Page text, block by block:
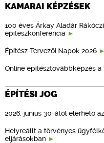
KAMARAI KÉPZÉSEK
100 éves Árkay Aladár
építészkonferencia
Építész Tervezői Napok 2026
Online építésztovábbképzés
ÉPÍTÉSI JOG
2026. június 30-ától elérhető
Helyreállt a törvényes
eljárásokban